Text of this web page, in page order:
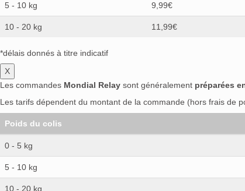
5 - 10 kg 9,99€
10 - 20 kg 11,99€
*délais donnés à titre indicatif
X
Les commandes Mondial Relay sont généralement préparées
Les tarifs dépendent du montant de la commande (hors frais de
Poids du colis
0 - 5 kg
5 - 10 kg
10 - 20 kg